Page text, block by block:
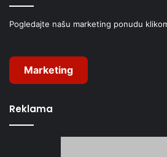
Pogledajte našu marketing ponudu
Marketing
Reklama